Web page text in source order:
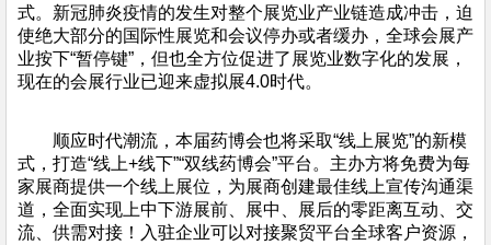
式。新冠肺炎疫情的发生对整个展览业产业链造成冲击，迫
使绝大部分的国际性展览和会议停办或者缓办，全球会展产
业按下“暂停键”，但也全方位促进了展览业数字化的发展，
现在的会展行业已迎来虚拟展4.0时代。
顺应时代潮流，本届药博会也将采取“线上展览”的新模
式，打造“线上+线下”“双线药博会”平台。主办方将免费为每
家展商提供一个线上展位，为展商创建最佳线上宣传沟通渠
道，全面实现上中下游展前、展中、展后的零距离互动、交
流、供需对接！入驻企业可以对接聚贸平台全球客户资源，